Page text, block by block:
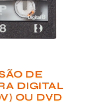
DE
DIGITAL
OU DVD